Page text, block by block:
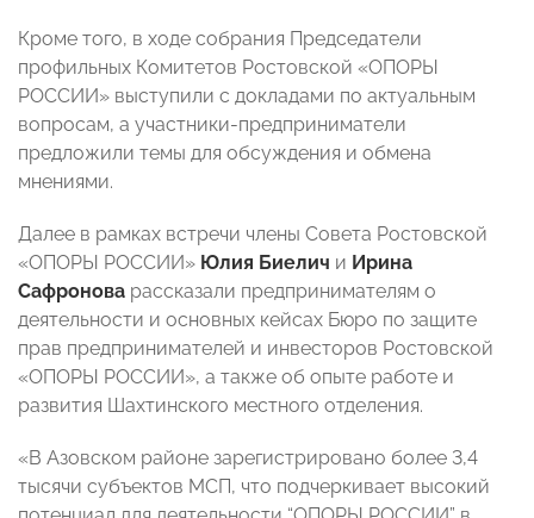
Кроме того, в ходе собрания Председатели
профильных Комитетов Ростовской «ОПОРЫ
РОССИИ» выступили с докладами по актуальным
вопросам, а участники-предприниматели
предложили темы для обсуждения и обмена
мнениями.
Далее в рамках встречи члены Совета Ростовской
«ОПОРЫ РОССИИ» Юлия Биелич и Ирина
Сафронова рассказали предпринимателям о
деятельности и основных кейсах Бюро по защите
прав предпринимателей и инвесторов Ростовской
«ОПОРЫ РОССИИ», а также об опыте работе и
развития Шахтинского местного отделения.
«В Азовском районе зарегистрировано более 3,4
тысячи субъектов МСП, что подчеркивает высокий